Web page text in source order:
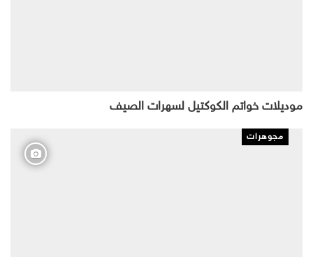
موديلات خواتم الكوكتيل لسهرات الصيف
مجوهرات